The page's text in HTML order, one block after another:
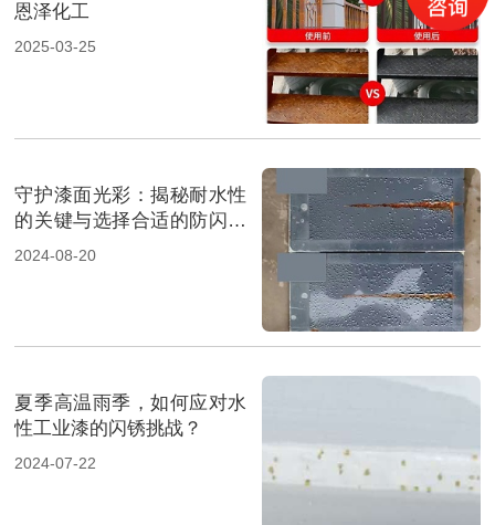
恩泽化工
2025-03-25
守护漆面光彩：揭秘耐水性
的关键与选择合适的防闪锈
剂
2024-08-20
夏季高温雨季，如何应对水
性工业漆的闪锈挑战？
2024-07-22